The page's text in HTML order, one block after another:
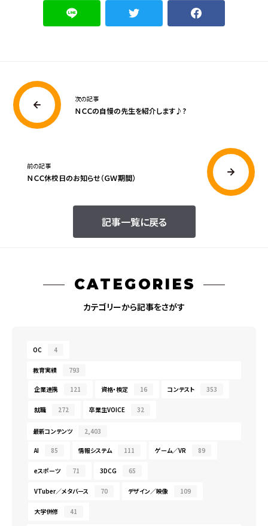
次の記事
ＮＣＣの自慢の先生を紹介します♪?
記事一覧に戻る
前の記事
ＮＣＣ休校日のお知らせ（ＧＷ期間）
CATEGORIES
カテゴリーから記事をさがす
OC 4
教育実績 793
企業連携 121 資格・検定 16 コンテスト 353
就職 272 卒業生VOICE 32
最新コンテンツ 2,403
AI 85 情報システム 111 ゲーム／VR 89
eスポーツ 71 3DCG 65
VTuber／メタバース 70 デザイン／映像 109
大学併修 41